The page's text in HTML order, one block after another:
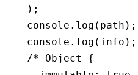
);
console .log (path);
console .log (info);
/* Object {